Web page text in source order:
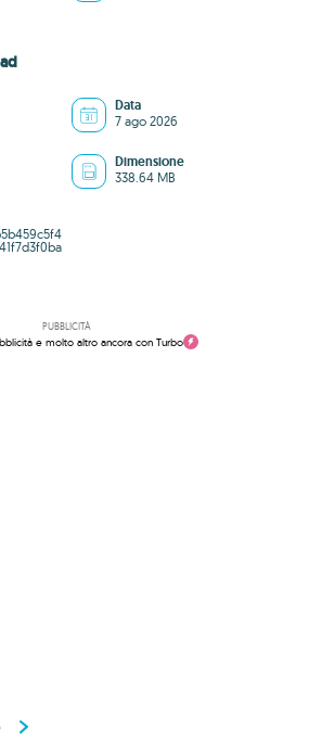
Data
7 ago 2026
Dimensione
338.64 MB
PUBBLICITÀ
e molto altro ancora con Turbo